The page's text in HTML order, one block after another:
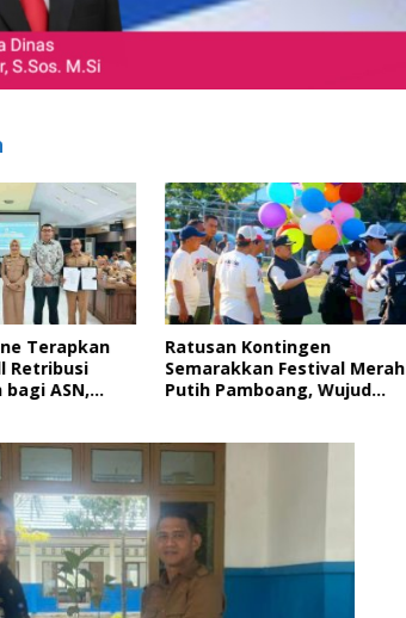
Terapkan
Retribusi
bagi ASN,
Ratusan Kontingen
Semarakkan Festival Merah
Putih Pamboang, Wujud